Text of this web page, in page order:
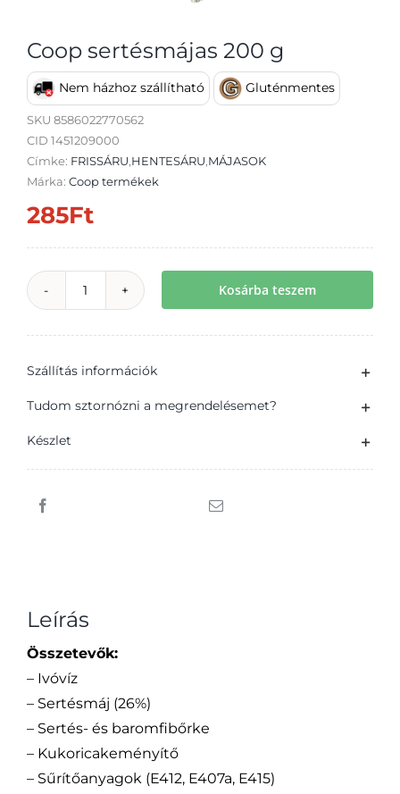
Átvétel
Coop sertésmájas 200 g
Nem házhoz szállítható Gluténmentes
SKU 8586022770562
CID 1451209000
Címke: FRISSÁRU,HENTESÁRU,MÁJASOK
Márka: Coop termékek
285Ft
g
mennyiség
Kosárba teszem
Szállítás információk
Tudom sztornózni a megrendelésemet?
Készlet
Leírás
Összetevők:
– Ivóvíz
– Sertésmáj (26%)
– Sertés- és baromfibőrke
– Kukoricakeményítő
– Sűrítőanyagok (E412, E407a, E415)